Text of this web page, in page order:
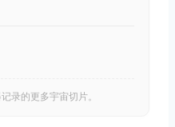
录的更多宇宙切片。